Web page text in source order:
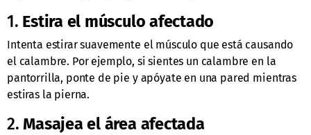
1. Estira el músculo afectado
Intenta estirar suavemente el músculo que está causando
el calambre. Por ejemplo, si sientes un calambre en la
pantorrilla, ponte de pie y apóyate en una pared mientras
estiras la pierna.
2.Masajea el área afectada